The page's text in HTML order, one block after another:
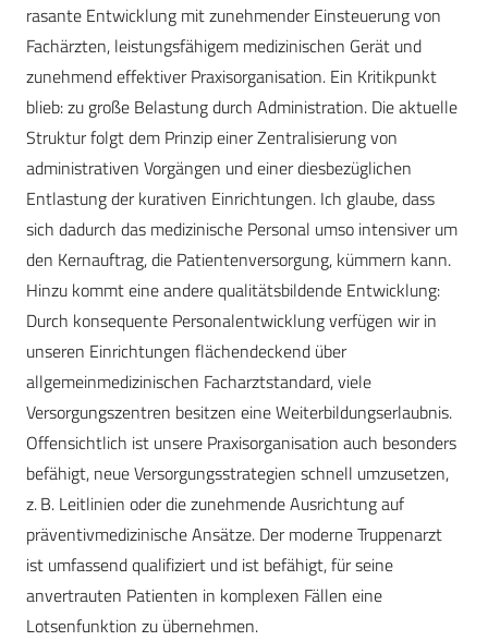
rasante Entwicklung mit zunehmender Einsteuerung von
Fachärzten, leistungsfähigem medizinischen Gerät und
zunehmend effektiver Praxisorganisation. Ein Kritikpunkt
blieb: zu große Belastung durch Administration. Die aktuelle
Struktur folgt dem Prinzip einer Zentralisierung von
administrativen Vorgängen und einer diesbezüglichen
Entlastung der kurativen Einrichtungen. Ich glaube, dass
sich dadurch das medizinische Personal umso intensiver um
den Kernauftrag, die Patientenversorgung, kümmern kann.
Hinzu kommt eine andere qualitätsbildende Entwicklung:
Durch konsequente Personalentwicklung verfügen wir in
unseren Einrichtungen flächendeckend über
allgemeinmedizinischen Facharztstandard, viele
Versorgungszentren besitzen eine Weiterbildungserlaubnis.
Offensichtlich ist unsere Praxisorganisation auch besonders
befähigt, neue Versorgungsstrategien schnell umzusetzen,
z. B. Leitlinien oder die zunehmende Ausrichtung auf
präventivmedizinische Ansätze. Der moderne Truppenarzt
ist umfassend qualifiziert und ist befähigt, für seine
anvertrauten Patienten in komplexen Fällen eine
Lotsenfunktion zu übernehmen.